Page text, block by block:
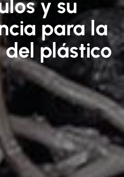
y su
para la
plástico